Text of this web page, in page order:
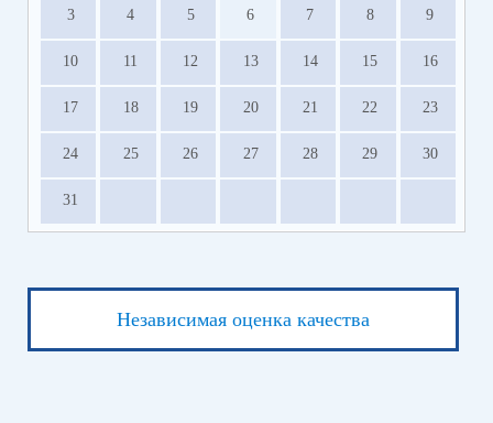
3 4 5 6 7 8 9
10 11 12 13 14 15 16
17 18 19 20 21 22 23
24 25 26 27 28 29 30
31
Независимая оценка качества